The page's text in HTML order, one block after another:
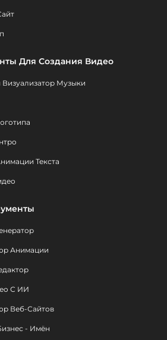
Для Создания Видео
Музыки
Текста
Анимации
С ИИ
Веб-Сайтов
- Имён